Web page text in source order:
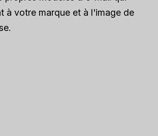
à votre marque et à l'image de